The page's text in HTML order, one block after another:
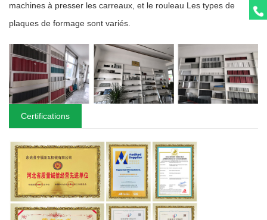
machines à presser les carreaux, et le rouleau Les types de
plaques de formage sont variés.
Certifications